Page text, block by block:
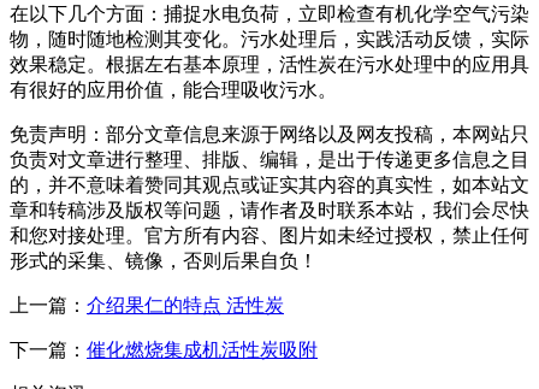
在以下几个方面：捕捉水电负荷，立即检查有机化学空气污染
物，随时随地检测其变化。污水处理后，实践活动反馈，实际
效果稳定。根据左右基本原理，活性炭在污水处理中的应用具
有很好的应用价值，能合理吸收污水。
免责声明：部分文章信息来源于网络以及网友投稿，本网站只
负责对文章进行整理、排版、编辑，是出于传递更多信息之目
的，并不意味着赞同其观点或证实其内容的真实性，如本站文
章和转稿涉及版权等问题，请作者及时联系本站，我们会尽快
和您对接处理。官方所有内容、图片如未经过授权，禁止任何
形式的采集、镜像，否则后果自负！
上一篇： 介绍果仁的特点 活性炭
下一篇： 催化燃烧集成机活性炭吸附